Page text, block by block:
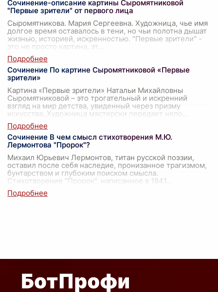
Сочинение-описание картины Сыромятниковой
"Первые зрители" от первого лица
Сыромятникова. Мария Сергеевна. Художница, чье имя
долгое время оставалось в тени, но чьи полотна дышат
жизнью, историей, искренностью. "Первые зрители" -
это не просто картина, эт
Сочинение По картине Сыромятниковой «Первые
зрители»
Картина «Первые зрители» Натальи Михайловны
Сыромятниковой – это трогательный и искренний
взгляд на мир детства, увиденный через призму
искусства. Художница мастерски передает непо
Сочинение В чем смысл стихотворения М.Ю.
Лермонтова "Пророк"?
Михаил Юрьевич Лермонтов, титан русской поэзии,
оставил после себя наследие, пронизанное трагизмом,
бунтарством и глубоким поиском смысла.
Стихотворение "Пророк", написанное в 1841